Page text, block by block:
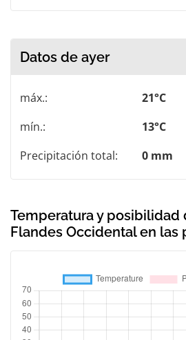
Datos de ayer
máx.:
21°C
mín.:
13°C
Precipitación total:
0 mm
Temperatura y posibilidad
Flandes Occidental en las